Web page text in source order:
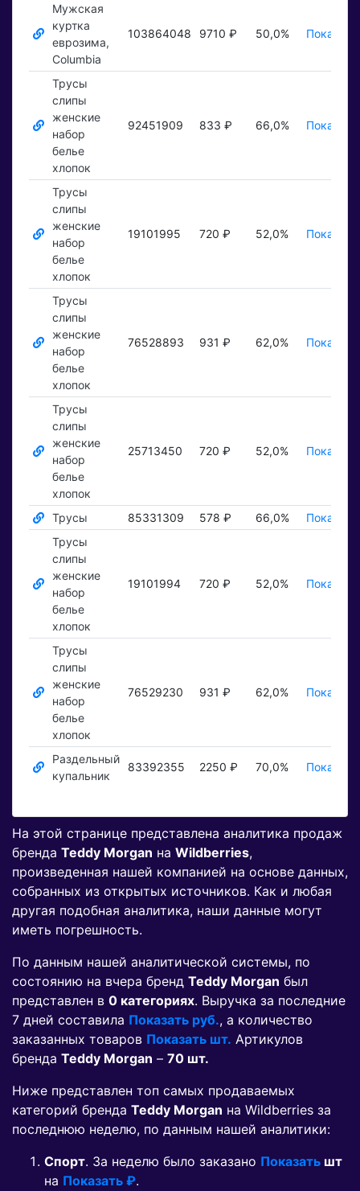
Мужская
куртка
еврозима,
Columbia
103864048 9710 ₽ 50,0%
Трусы
слипы
женские
набор
белье
хлопок
92451909 833 ₽ 66,0%
Трусы
слипы
женские
набор
белье
хлопок
19101995 720 ₽ 52,0%
Трусы
слипы
женские
набор
белье
хлопок
76528893 931 ₽ 62,0%
Трусы
слипы
женские
набор
белье
хлопок
25713450 720 ₽ 52,0%
Трусы 85331309 578 ₽ 66,0%
Трусы
слипы
женские
набор
белье
хлопок
19101994 720 ₽ 52,0%
Трусы
слипы
женские
набор
белье
хлопок
76529230 931 ₽ 62,0%
Раздельный
купальник
83392355 2250 ₽ 70,0%
На этой странице представлена аналитика продаж
бренда Teddy Morgan на Wildberries,
произведенная нашей компанией на основе данных,
собранных из открытых источников. Как и любая
другая подобная аналитика, наши данные могут
иметь погрешность.
По данным нашей аналитической системы, по
состоянию на вчера бренд Teddy Morgan был
представлен в 0 категориях. Выручка за последние
7 дней составила Показать руб., а количество
заказанных товаров Показать шт. Артикулов
бренда Teddy Morgan – 70 шт.
Ниже представлен топ самых продаваемых
категорий бренда Teddy Morgan на Wildberries за
последнюю неделю, по данным нашей аналитики:
Спорт. За неделю было заказано Показать шт
на Показать ₽.